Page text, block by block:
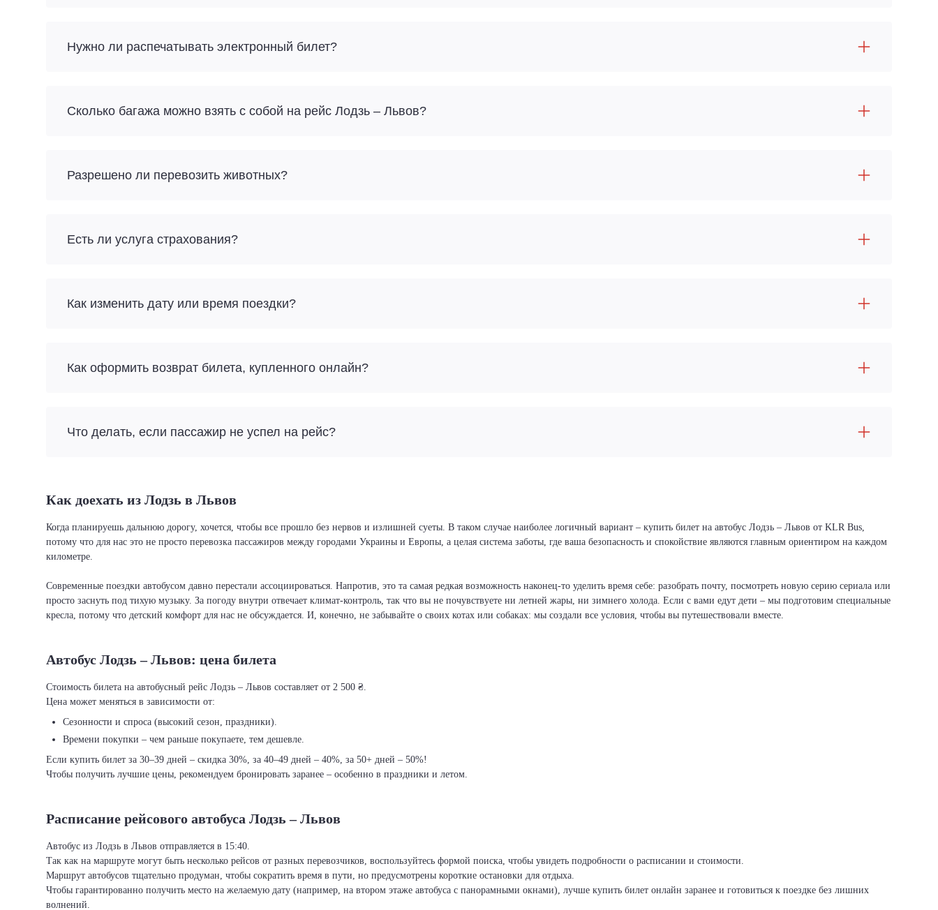
Нужно ли распечатывать электронный билет?
Сколько багажа можно взять с собой на рейс Лодзь – Львов?
Разрешено ли перевозить животных?
Есть ли услуга страхования?
Как изменить дату или время поездки?
Как оформить возврат билета, купленного онлайн?
Что делать, если пассажир не успел на рейс?
Как доехать из Лодзь в Львов
Когда планируешь дальнюю дорогу, хочется, чтобы все прошло без нервов и излишней суеты. В таком случае наиболее логичный вариант – купить билет на автобус Лодзь – Львов от KLR Bus,
потому что для нас это не просто перевозка пассажиров между городами Украины и Европы, а целая система заботы, где ваша безопасность и спокойствие являются главным ориентиром на каждом
километре.
Современные поездки автобусом давно перестали ассоциироваться. Напротив, это та самая редкая возможность наконец-то уделить время себе: разобрать почту, посмотреть новую серию сериала или
просто заснуть под тихую музыку. За погоду внутри отвечает климат-контроль, так что вы не почувствуете ни летней жары, ни зимнего холода. Если с вами едут дети – мы подготовим специальные
кресла, потому что детский комфорт для нас не обсуждается. И, конечно, не забывайте о своих котах или собаках: мы создали все условия, чтобы вы путешествовали вместе.
Автобус Лодзь – Львов: цена билета
Стоимость билета на автобусный рейс Лодзь – Львов составляет от 2 500 ₴.
Цена может меняться в зависимости от:
Сезонности и спроса (высокий сезон, праздники).
Времени покупки – чем раньше покупаете, тем дешевле.
Если купить билет за 30–39 дней – скидка 30%, за 40–49 дней – 40%, за 50+ дней – 50%!
Чтобы получить лучшие цены, рекомендуем бронировать заранее – особенно в праздники и летом.
Расписание рейсового автобуса Лодзь – Львов
Автобус из Лодзь в Львов отправляется в 15:40.
Так как на маршруте могут быть несколько рейсов от разных перевозчиков, воспользуйтесь формой поиска, чтобы увидеть подробности о расписании и стоимости.
Маршрут автобусов тщательно продуман, чтобы сократить время в пути, но предусмотрены короткие остановки для отдыха.
Чтобы гарантированно получить место на желаемую дату (например, на втором этаже автобуса с панорамными окнами), лучше купить билет онлайн заранее и готовиться к поездке без лишних
волнений.